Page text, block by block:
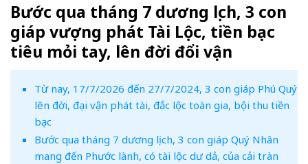
Bước qua tháng 7 dương lịch, 3 con
giáp vượng phát Tài Lộc, tiền bạc
tiêu mỏi tay, lên đời đổi vận
Từ nay, 17/7/2026 đến 27/7/2024, 3 con giáp Phú Quý
lên đời, đại vận phát tài, đắc lộc toàn gia, bội thu tiền
bạc
Bước qua tháng 7 dương lịch, 3 con giáp Quý Nhân
mang đến Phước lành, có tài lộc dư dả, của cải tràn